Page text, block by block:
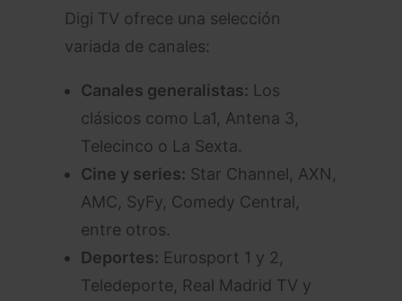
Digi TV ofrece una selección
variada de canales:
Canales generalistas: Los
clásicos como La1, Antena 3,
Telecinco o La Sexta.
Cine y series: Star Channel, AXN,
AMC, SyFy, Comedy Central,
entre otros.
Deportes: Eurosport 1 y 2,
Teledeporte, Real Madrid TV y